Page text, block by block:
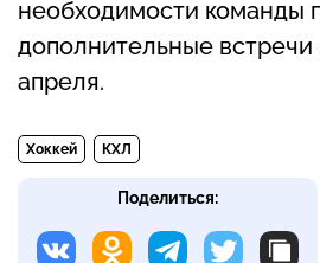
необходимости команды
дополнительные встречи
апреля.
Хоккей КХЛ
Поделиться: